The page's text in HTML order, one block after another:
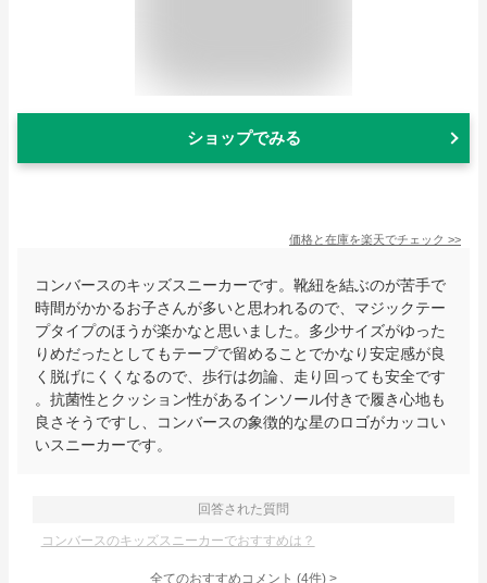
ショップでみる
価格と在庫を楽天でチェック >>
コンバースのキッズスニーカーです。靴紐を結ぶのが苦手で
時間がかかるお子さんが多いと思われるので、マジックテー
プタイプのほうが楽かなと思いました。多少サイズがゆった
りめだったとしてもテープで留めることでかなり安定感が良
く脱げにくくなるので、歩行は勿論、走り回っても安全です
。抗菌性とクッション性があるインソール付きで履き心地も
良さそうですし、コンバースの象徴的な星のロゴがカッコい
いスニーカーです。
回答された質問
コンバースのキッズスニーカーでおすすめは？
全てのおすすめコメント (4件) >